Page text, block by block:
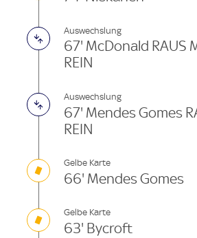
Auswechslung
67' McDonald RAUS
REIN
Auswechslung
67' Mendes Gomes
REIN
Gelbe Karte
66' Mendes Gomes
Gelbe Karte
63' Bycroft